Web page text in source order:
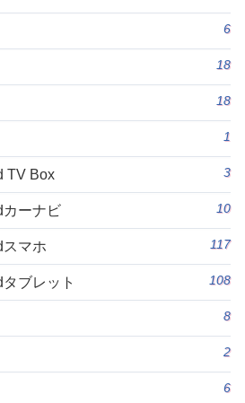
6
18
18
1
TV Box 3
カーナビ 10
マホ 117
ブレット 108
8
2
6